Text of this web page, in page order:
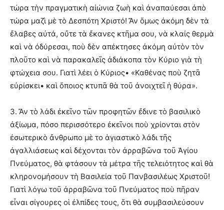
τώρα τὴν πραγματικὴ αἰώνια ζωὴ καὶ ἀναπαύεσαι ἀπὸ
τώρα μαζὶ μὲ τὸ Δεσπότη Χριστό! Ἄν ὅμως ἀκόμη δὲν τὰ
ἔλαβες αὐτά, οὔτε τὰ ἔκανες κτῆμα σου, νὰ κλαίς θερμὰ
καὶ νὰ όδύρεσαι, ποὺ δὲν απέκτησες ἀκόμη αὐτὸν τὸν
πλοῦτο καὶ νὰ παρακαλεῖς ἀδιάκοπα τὸν Κύριο γιὰ τὴ
φτώχεια σου. Γιατὶ λέει ὁ Κύριος• «Καθένας ποὺ ζητᾶ
εὐρίσκει• καὶ ὅποιος κτυπᾶ θὰ τοῦ ἀνοιχτεῖ ἡ θύρα».
3. Ἄν τὸ λάδι ἐκεῖνο τῶν προφητῶν ἔδινε τὸ βασιλικὸ
ἀξίωμα, πόσο περισσότερο ἐκεῖνοι ποὺ χρίονται στὸν
ἐσωτερικὸ ἄνθρωπο μὲ το ἁγιαστικὸ λάδι τῆς
ἀγαλλιάσεως καὶ δέχονται τὸν ἀρραβῶνα τοῦ Ἁγίου
Πνεύματος, θὰ φτάσουν τὰ μέτρα τῆς τελειότητος καὶ θὰ
κληρονομήσουν τὴ Βασιλεία τοῦ Πανβασιλέως Χριστοῦ!
Γιατὶ λόγω τοῦ ἀρραβῶνα τοῦ Πνεύματος ποὺ πῆραν
εἶναι σίγουρες οἱ ἐλπίδες τους, ὅτι θὰ συμβασιλεύσουν